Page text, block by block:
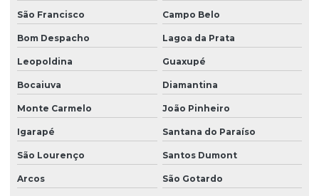
São Francisco Campo Belo
Bom Despacho Lagoa da Prata
Leopoldina Guaxupé
Bocaiuva Diamantina
Monte Carmelo João Pinheiro
Igarapé Santana do Paraíso
São Lourenço Santos Dumont
Arcos São Gotardo